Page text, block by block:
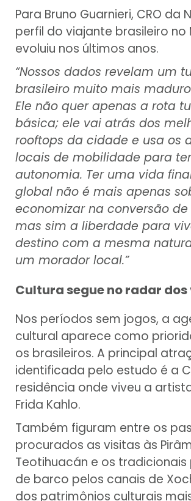
Para Bruno Guarnieri, CRO da
perfil do viajante brasileiro no
evoluiu nos últimos anos.
“Nossos dados revelam um
brasileiro muito mais
Ele não quer apenas a rota
básica; ele vai atrás dos
rooftops da cidade e usa os
locais de mobilidade para ter
autonomia. Ter uma vida
global não é mais apenas
economizar na conversão de
mas sim a liberdade para
destino com a mesma
um morador local.”
Cultura segue no radar
Nos períodos sem jogos, a
cultural aparece como
os brasileiros. A principal
identificada pelo estudo é a
residência onde viveu a
Frida Kahlo.
Também figuram entre os
procurados as visitas às
Teotihuacán e os tradicionais
de barco pelos canais de
dos patrimônios culturais